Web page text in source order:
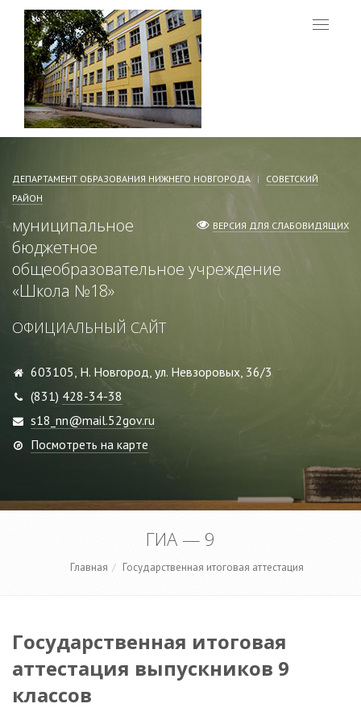
Меню
ДЕПАРТАМЕНТ ОБРАЗОВАНИЯ НИЖНЕГО НОВГОРОДА
СОВЕТСКИЙ
РАЙОН
ВЕРСИЯ ДЛЯ СЛАБОВИДЯЩИХ
муниципальное
бюджетное
общеобразовательное учреждение
«Школа №18»
ОФИЦИАЛЬНЫЙ САЙТ
603105, Н. Новгород, ул. Невзоровых, 36/3
(831) 428-34-38
s18_nn@mail.52gov.ru
Посмотреть на карте
ГИА — 9
Главная Государственная итоговая аттестация
Государственная итоговая
аттестация выпускников 9
классов